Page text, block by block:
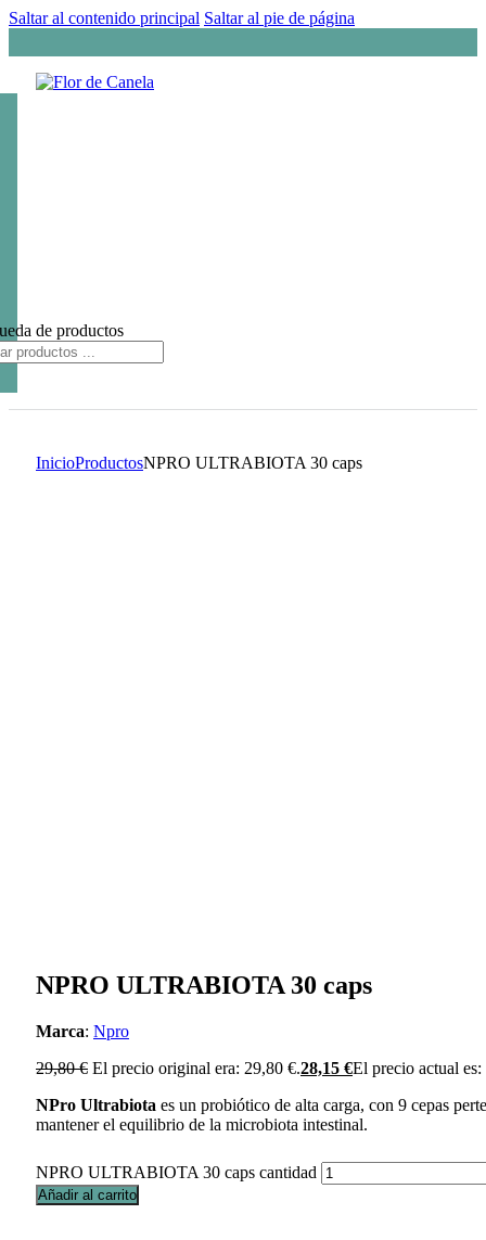
Saltar al contenido principal Saltar al pie de página
de productos
InicioProductosNPRO ULTRABIOTA 30 caps
NPRO ULTRABIOTA 30 caps
Marca: Npro
29,80€ El precio original era: 29,80 €.28,15 €El precio actual
NPro Ultrabiota es un probiótico de alta carga, con 9 cepas
mantener el equilibrio de la microbiota intestinal.
NPRO ULTRABIOTA 30 caps cantidad
Añadir al carrito